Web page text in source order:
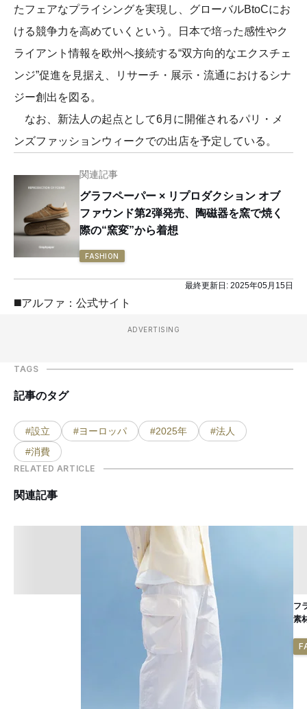
たフェアなプライシングを実現し、グローバルBtoCにお
ける競争力を高めていくという。日本で培った感性やク
ライアント情報を欧州へ接続する“双方向的なエクスチェ
ンジ”促進を見据え、リサーチ・展示・流通におけるシナ
ジー創出を図る。
なお、新法人の起点として6月に開催されるパリ・メ
ンズファッションウィークでの出店を予定している。
関連記事
グラフペーパー × リプロダクション オブ
ファウンド第2弾発売、陶磁器を窯で焼く
際の“窯変”から着想
FASHION
最終更新日: 2025年05月15日
◼️アルファ：公式サイト
ADVERTISING
TAGS
記事のタグ
#設立 #ヨーロッパ #2025年
#法人
#消費
RELATED ARTICLE
関連記事
フ
素